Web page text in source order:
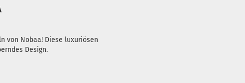
von Nobaa! Diese luxuriösen
Design.